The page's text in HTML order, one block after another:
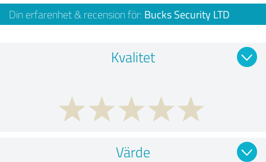
Din erfarenhet & recension för: Bucks Security LTD
Kvalitet
Värde